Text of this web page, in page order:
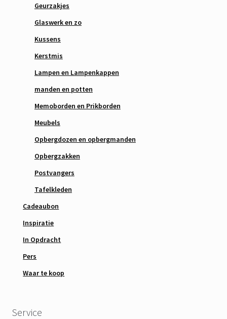
Geurzakjes
Glaswerk en zo
Kussens
Kerstmis
Lampen en Lampenkappen
manden en potten
Memoborden en Prikborden
Meubels
Opbergdozen en opbergmanden
Opbergzakken
Postvangers
Tafelkleden
Cadeaubon
Inspiratie
In Opdracht
Pers
Waar te koop
Service